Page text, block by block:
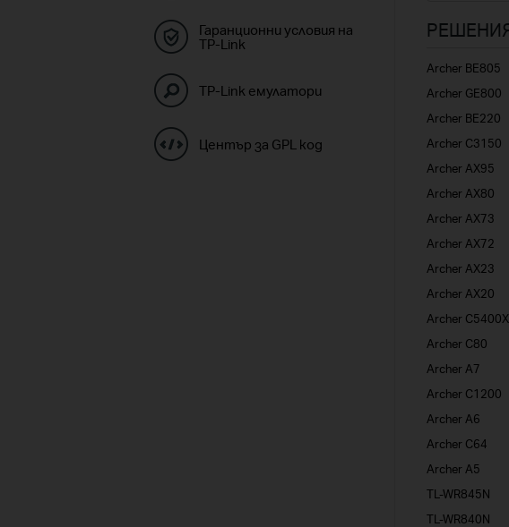
Гаранционни условия на
TP-Link
TP-Link емулатори
Център за GPL код
Бизнес
Archer BE805
Archer GE800
Archer BE220
Archer C3150
Archer AX95
Archer AX80
Archer AX73
Archer AX72
Archer AX23
Archer AX20
Archer C5400X
Archer C80
Archer A7
Archer C1200
Archer A6
Archer C64
Archer A5
TL-WR845N
TL-WR840N